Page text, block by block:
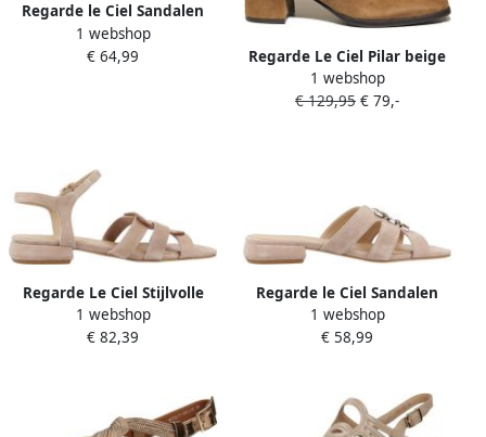
Regarde le Ciel Sandalen
met hakken Yeremi417485
1 webshop
€ 64,99
Regarde Le Ciel Pilar beige
suède enkellaarzen
1 webshop
€ 129,95 € 79,-
Regarde Le Ciel Stijlvolle
Platte Sandalen voor
Vrouwen
1 webshop
€ 82,39
Regarde le Ciel Sandalen
CAYLEY017004
1 webshop
€ 58,99